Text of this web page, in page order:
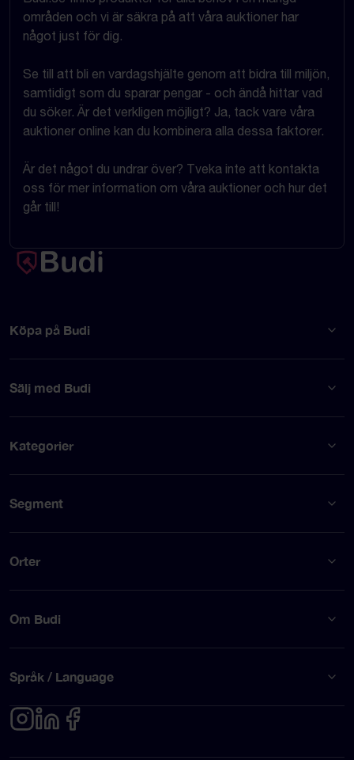
områden och vi är säkra på att våra auktioner har
något just för dig.
Se till att bli en vardagshjälte genom att bidra till miljön,
samtidigt som du sparar pengar - och ändå hittar vad
du söker. Är det verkligen möjligt? Ja, tack vare våra
auktioner online kan du kombinera alla dessa faktorer.
Är det något du undrar över? Tveka inte att kontakta
oss för mer information om våra auktioner och hur det
går till!
Köpa på Budi
Sälj med Budi
Kategorier
Segment
Orter
Om Budi
Språk / Language